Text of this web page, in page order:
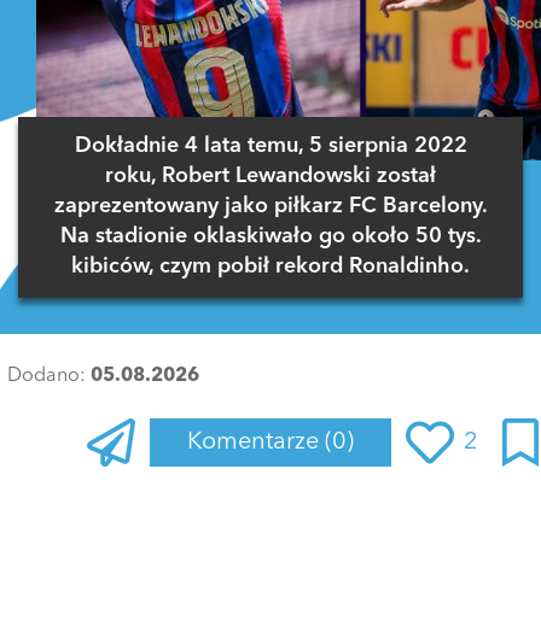
Dokładnie 4 lata temu, 5 sierpnia 2022
roku, Robert Lewandowski został
zaprezentowany jako piłkarz FC Barcelony.
Na stadionie oklaskiwało go około 50 tys.
kibiców, czym pobił rekord Ronaldinho.
Dodano: 05.08.2026
Komentarze (0) 2